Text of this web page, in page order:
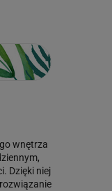
wnętrza
Dzięki niej